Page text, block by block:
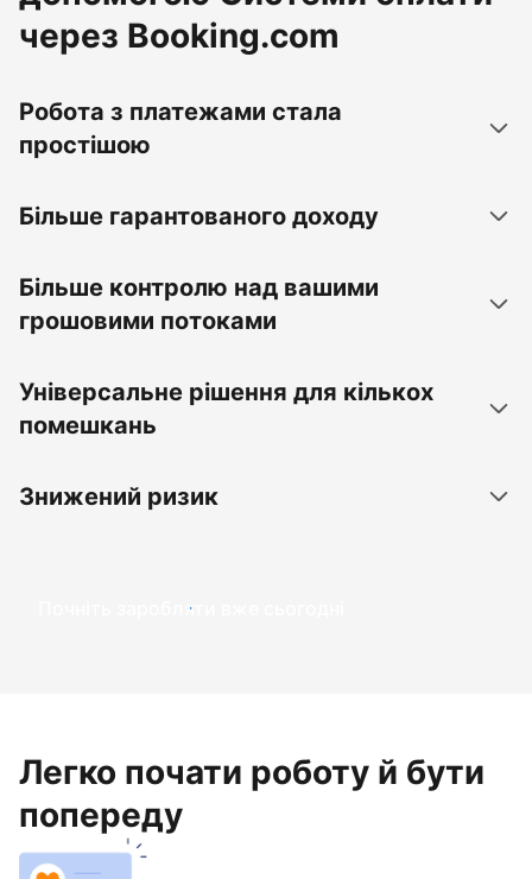
через Booking.com
Робота з платежами стала
простішою
Більше гарантованого доходу
Більше контролю над вашими
грошовими потоками
Універсальне рішення для кількох
помешкань
Знижений ризик
Почніть заробляти вже сьогодні
Легко почати роботу й бути
попереду